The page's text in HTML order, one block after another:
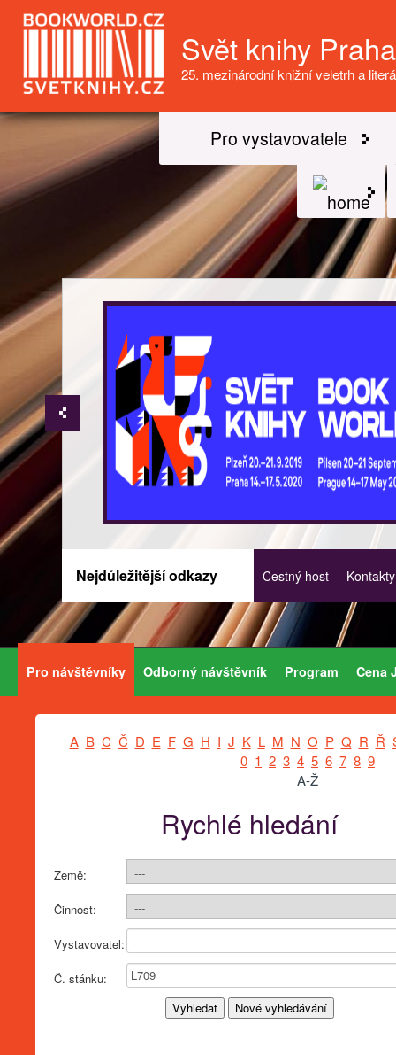
Svět knihy
25. mezinárodní knižní veletrh a
Pro vystavovatele
Nejdůležitější odkazy Čestný host Kontakty
Pro návštěvníky Odborný návštěvník Program Cena
A B C Č D E F G H I J K L M N O P Q R Ř
0 1 2 3 4 5 6 7 8 9
A-Ž
Rychlé hledání
Země:
Činnost:
Vystavovatel:
Č. stánku: